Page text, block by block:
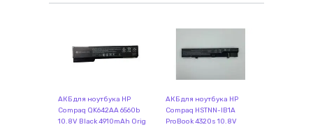
АКБ для ноутбука HP
Compaq QK642AA 6560b
10.8V Black 4910mAh Orig
АКБ для ноутбука HP
Compaq HSTNN-IB1A
ProBook 4320s 10.8V